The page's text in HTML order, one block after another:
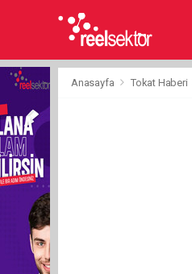
Anasayfa Tokat Haberi